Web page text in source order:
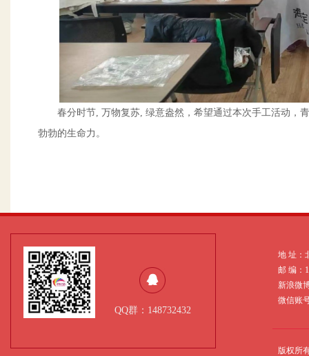
春分时节, 万物复苏, 绿意盎然，希望通过本次手工活动，
勃勃的生命力。
QQ群：148732432
地 址：
邮 编
新浪微
微信账
版权所